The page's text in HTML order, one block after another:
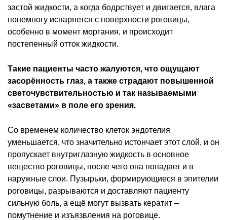
застой жидкости, а когда бодрствует и двигается, влага
понемногу испаряется с поверхности роговицы,
особенно в момент моргания, и происходит
постепенный отток жидкости.
Такие пациенты часто жалуются, что ощущают
засорённость глаз, а также страдают повышенной
светочувствительностью и так называемыми
«засветами» в поле его зрения.
Со временем количество клеток эндотелия
уменьшается, что значительно истончает этот слой, и он
пропускает внутриглазную жидкость в основное
вещество роговицы, после чего она попадает и в
наружные слои. Пузырьки, формирующиеся в эпителии
роговицы, разрываются и доставляют пациенту
сильную боль, а ещё могут вызвать кератит –
помутнение и изъязвления на роговице.